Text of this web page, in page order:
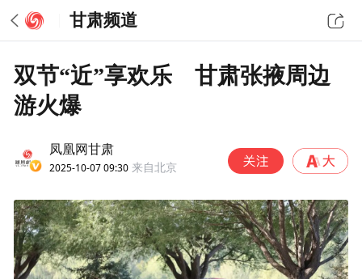
甘肃频道
双节“近”享欢乐 甘肃张掖周边
游火爆
凤凰网甘肃
2025-10-07 09:30 来自北京